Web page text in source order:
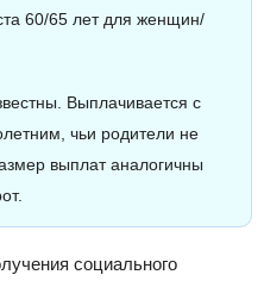
60/65 лет для женщин/
Выплачивается с
чьи родители не
выплат аналогичны
социального